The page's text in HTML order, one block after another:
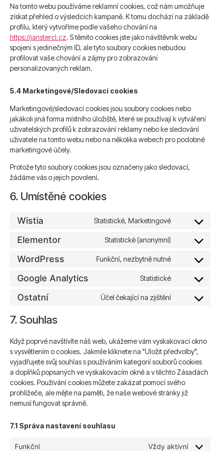
Na tomto webu používáme reklamní cookies, což nám umožňuje
získat přehled o výsledcích kampaně. K tomu dochází na základě
profilu, který vytvoříme podle vašeho chování na
https://janstercl.cz. S těmito cookies jste jako návštěvník webu
spojeni s jedinečným ID, ale tyto soubory cookies nebudou
profilovat vaše chování a zájmy pro zobrazování
personalizovaných reklam.
5.4 Marketingové/Sledovací cookies
Marketingové/sledovací cookies jsou soubory cookies nebo
jakákoli jiná forma místního úložiště, které se používají k vytváření
uživatelských profilů k zobrazování reklamy nebo ke sledování
uživatele na tomto webu nebo na několika webech pro podobné
marketingové účely.
Protože tyto soubory cookies jsou označeny jako sledovací,
žádáme vás o jejich povolení.
6. Umístěné cookies
Wistia Statistické, Marketingové
Elementor Statistické (anonymní)
WordPress Funkční, nezbytně nutné
Google Analytics Statistické
Ostatní Účel čekající na zjištění
7. Souhlas
Když poprvé navštívíte náš web, ukážeme vám vyskakovací okno
s vysvětlením o cookies. Jakmile kliknete na "Uložit předvolby",
vyjadřujete svůj souhlas s používáním kategorií souborů cookies
a doplňků popsaných ve vyskakovacím okně a v těchto Zásadách
cookies. Používání cookies můžete zakázat pomocí svého
prohlížeče, ale mějte na paměti, že naše webové stránky již
nemusí fungovat správně.
7.1 Správa nastavení souhlasu
Funkční Vždy aktivní